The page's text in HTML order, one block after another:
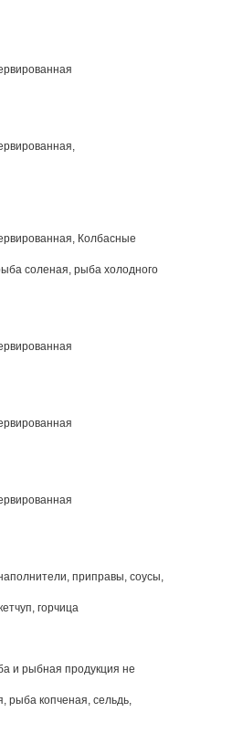
Колбасные
соленая, рыба холодного
приправы, соусы,
горчица
и рыбная продукция не
рыба копченая, сельдь,